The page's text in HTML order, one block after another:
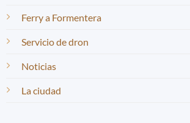
Ferry a Formentera
Servicio de dron
Noticias
La ciudad